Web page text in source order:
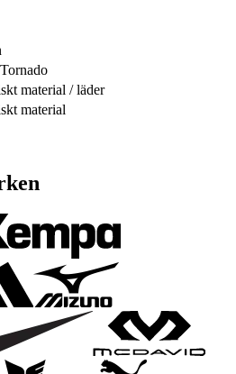
material / läder
material